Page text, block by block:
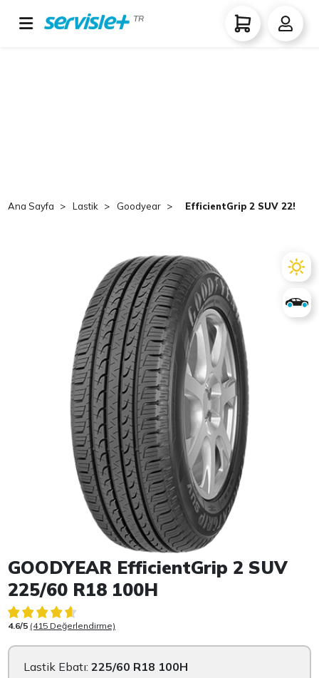
TR
Ana Sayfa Lastik Goodyear EfficientGrip 2 SUV 225/60
Item 1 of 1
GOODYEAR EfficientGrip 2 SUV
225/60 R18 100H
4.6/5 (415 Değerlendirme)
Lastik Ebatı:225/60 R18 100H